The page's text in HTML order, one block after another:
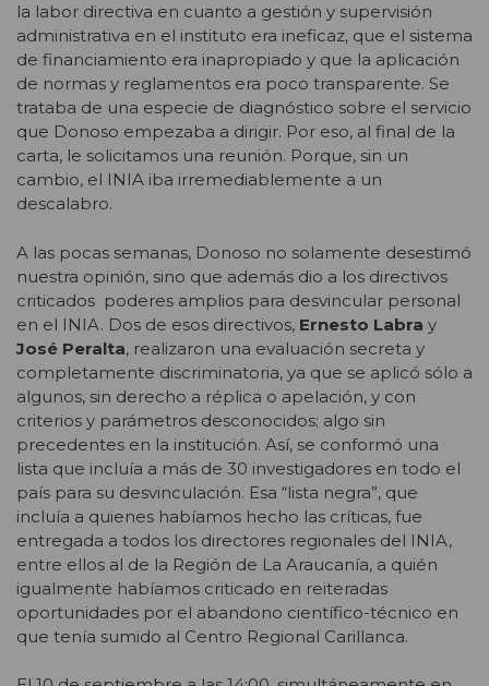
la labor directiva en cuanto a gestión y supervisión
administrativa en el instituto era ineficaz, que el sistema
de financiamiento era inapropiado y que la aplicación
de normas y reglamentos era poco transparente. Se
trataba de una especie de diagnóstico sobre el servicio
que Donoso empezaba a dirigir. Por eso, al final de la
carta, le solicitamos una reunión. Porque, sin un
cambio, el INIA iba irremediablemente a un
descalabro.
A las pocas semanas, Donoso no solamente desestimó
nuestra opinión, sino que además dio a los directivos
criticados poderes amplios para desvincular personal
en el INIA. Dos de esos directivos, Ernesto Labra y
José Peralta, realizaron una evaluación secreta y
completamente discriminatoria, ya que se aplicó sólo a
algunos, sin derecho a réplica o apelación, y con
criterios y parámetros desconocidos; algo sin
precedentes en la institución. Así, se conformó una
lista que incluía a más de 30 investigadores en todo el
país para su desvinculación. Esa “lista negra”, que
incluía a quienes habíamos hecho las críticas, fue
entregada a todos los directores regionales del INIA,
entre ellos al de la Región de La Araucanía, a quién
igualmente habíamos criticado en reiteradas
oportunidades por el abandono científico-técnico en
que tenía sumido al Centro Regional Carillanca.